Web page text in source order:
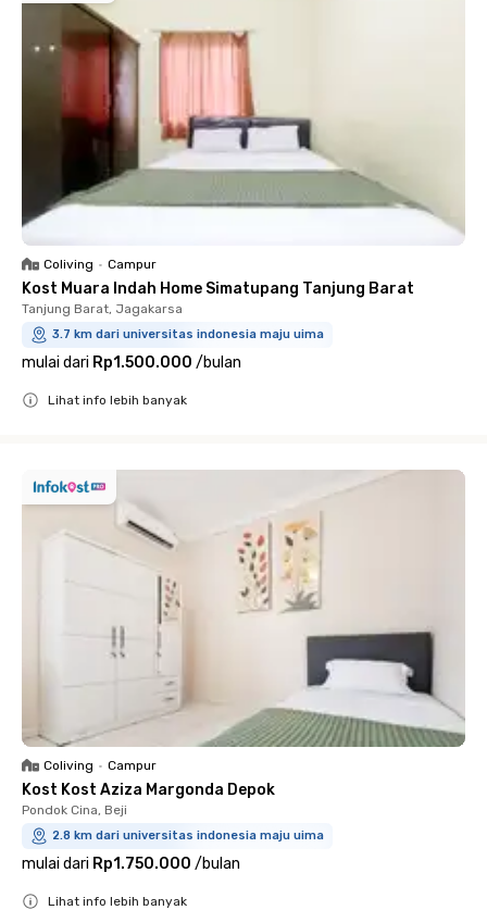
Coliving • Campur
Kost Muara Indah Home Simatupang Tanjung Barat
Tanjung Barat, Jagakarsa
3.7 km dari universitas indonesia maju uima
mulai dari Rp1.500.000 /bulan
Lihat info lebih banyak
Coliving • Campur
Kost Kost Aziza Margonda Depok
Pondok Cina, Beji
2.8 km dari universitas indonesia maju uima
mulai dari Rp1.750.000 /bulan
Lihat info lebih banyak